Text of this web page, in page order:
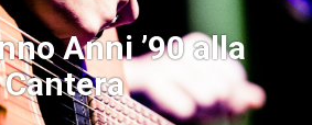
Anni ’90 alla
Cantera